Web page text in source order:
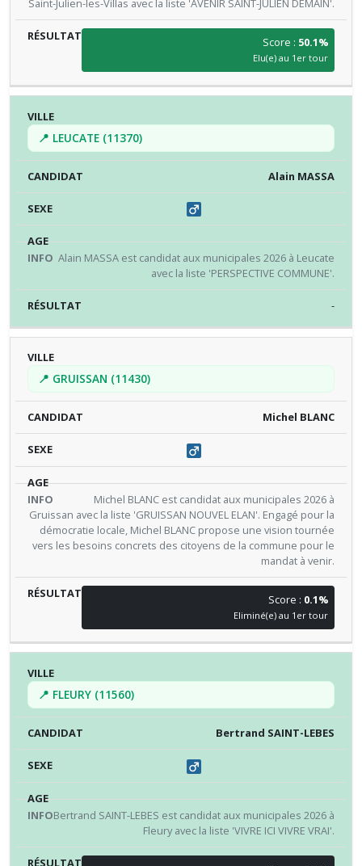
Saint-Julien-les-Villas avec la liste 'AVENIR SAINT-JULIEN DEMAIN'.
Score : 50.1%
Elu(e) au 1er tour
📍 LEUCATE (11370)
Alain MASSA
Alain MASSA est candidat aux municipales 2026 à Leucate
avec la liste 'PERSPECTIVE COMMUNE'.
-
📍 GRUISSAN (11430)
Michel BLANC
Michel BLANC est candidat aux municipales 2026 à
Gruissan avec la liste 'GRUISSAN NOUVEL ELAN'. Engagé pour la
démocratie locale, Michel BLANC propose une vision tournée
vers les besoins concrets des citoyens de la commune pour le
mandat à venir.
Score : 0.1%
Eliminé(e) au 1er tour
📍 FLEURY (11560)
Bertrand SAINT-LEBES
Bertrand SAINT-LEBES est candidat aux municipales 2026 à
Fleury avec la liste 'VIVRE ICI VIVRE VRAI'.